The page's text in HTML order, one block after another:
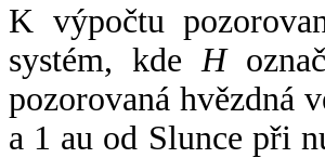
K výpočtu
systém, kde H
pozorovaná hvězdná
a 1 au od Slunce při